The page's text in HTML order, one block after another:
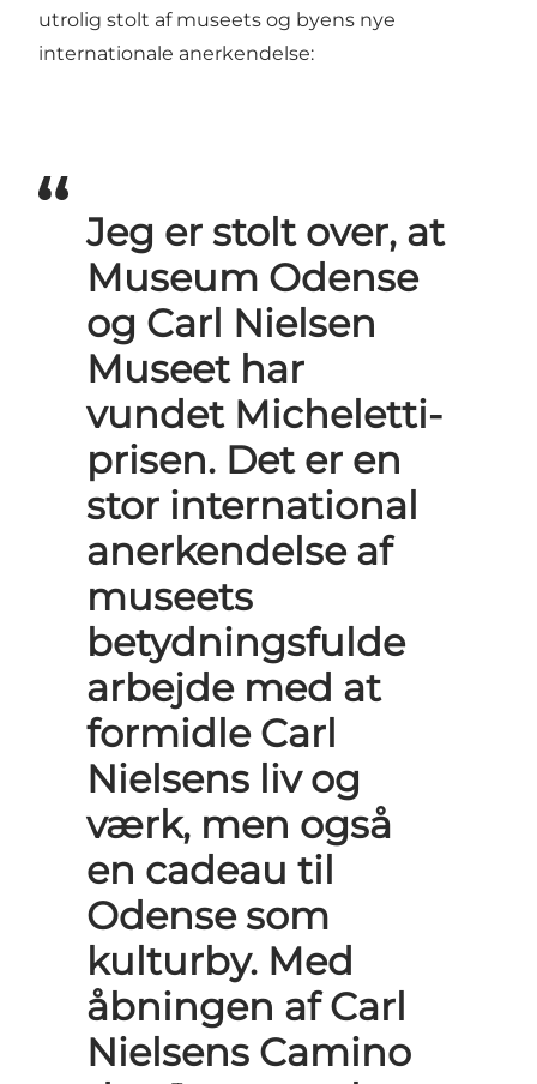
utrolig stolt af museets og byens nye
internationale anerkendelse:
Jeg er stolt over, at
Museum Odense
og Carl Nielsen
Museet har
vundet Micheletti-
prisen. Det er en
stor international
anerkendelse af
museets
betydningsfulde
arbejde med at
formidle Carl
Nielsens liv og
værk, men også
en cadeau til
Odense som
kulturby. Med
åbningen af Carl
Nielsens Camino